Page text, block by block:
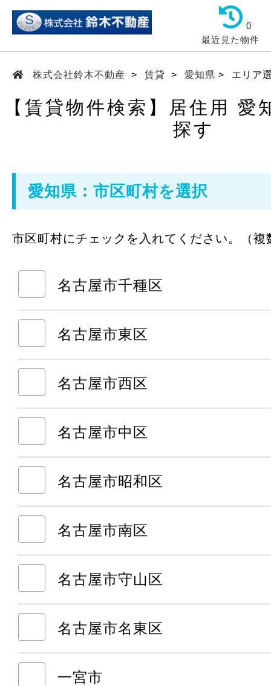
最近見た物件
0
株式会社鈴木不動産 賃貸 愛知県 エリア
【賃貸物件検索】居住用 愛
探す
愛知県：市区町村を選択
市区町村にチェックを入れてください。（複
名古屋市千種区
名古屋市東区
名古屋市西区
名古屋市中区
名古屋市昭和区
名古屋市南区
名古屋市守山区
名古屋市名東区
一宮市